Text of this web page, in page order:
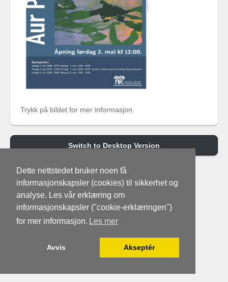
Dette nettstedet bruker noen få
informasjonskapsler (cookies) til sikkerhet og
analyse. Les vår erklæring om
informasjonskapsler ("cookie-erklæringen")
for mer informasjon. Les mer
Avvis Akseptér
Trykk på bildet for mer informasjon.
Switch to Desktop Version